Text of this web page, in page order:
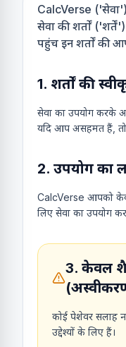
CalcVerse
सेवा की शर्तों
पहुंच इन शर्तों की
1. शर्तों की
सेवा का उपयोग करके
यदि आप असहमत हैं,
2. उपयोग का
CalcVerse आपको
लिए सेवा का उपयोग
3. केवल
कोई पेशेवर सलाह
उद्देश्यों के लिए हैं।